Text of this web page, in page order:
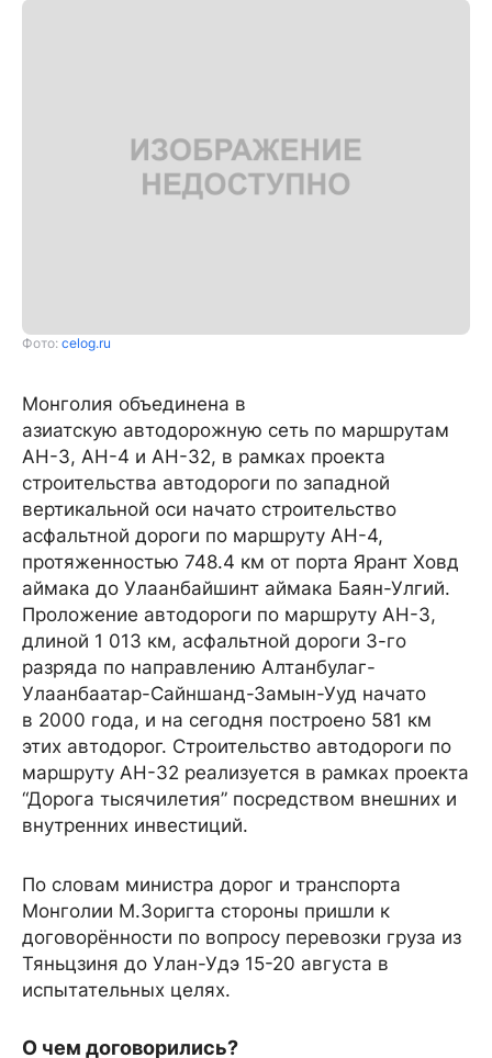
Фото: celog.ru
Монголия объединена в
азиатскую автодорожную сеть по маршрутам
АН-3, АН-4 и АН-32, в рамках проекта
строительства автодороги по западной
вертикальной оси начато строительство
асфальтной дороги по маршруту АН-4,
протяженностью 748.4 км от порта Ярант Ховд
аймака до Улаанбайшинт аймака Баян-Улгий.
Проложение автодороги по маршруту АН-3,
длиной 1 013 км, асфальтной дороги 3-го
разряда по направлению Алтанбулаг-
Улаанбаатар-Сайншанд-Замын-Ууд начато
в 2000 года, и на сегодня построено 581 км
этих автодорог. Строительство автодороги по
маршруту АН-32 реализуется в рамках проекта
“Дорога тысячилетия” посредством внешних и
внутренних инвестиций.
По словам министра дорог и транспорта
Монголии М.Зоригта стороны пришли к
договорённости по вопросу перевозки груза из
Тяньцзиня до Улан-Удэ 15-20 августа в
испытательных целях.
О чем договорились?